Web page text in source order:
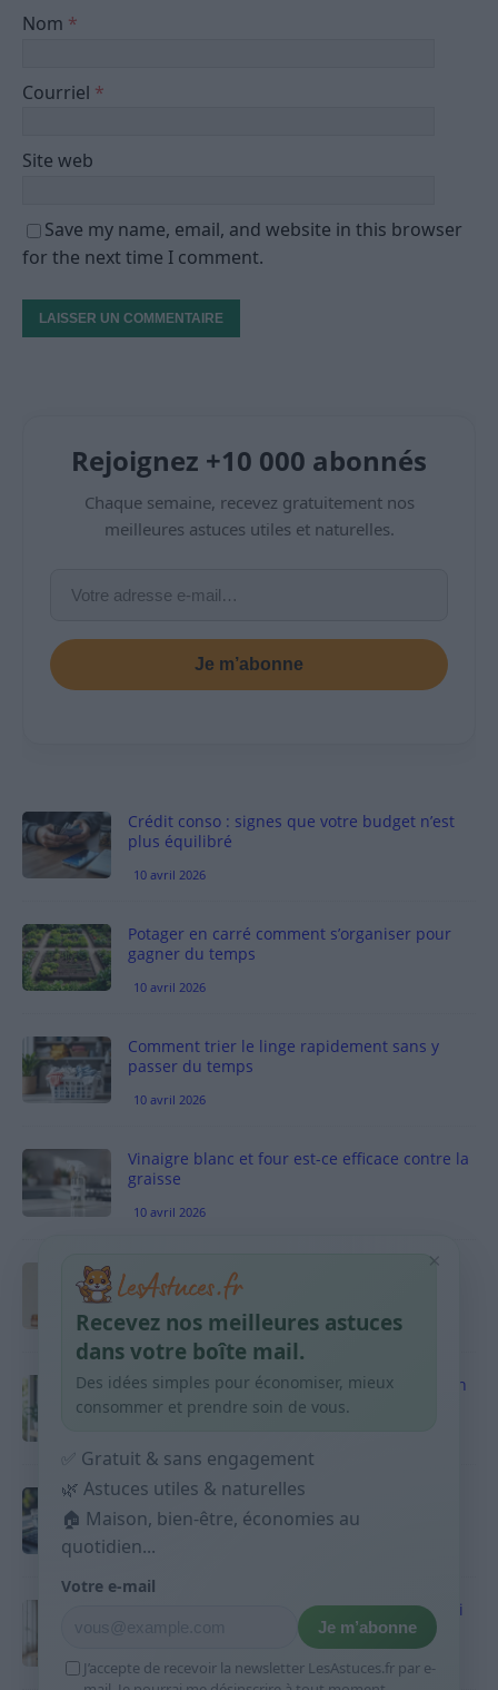
Nom *
Courriel *
Site web
Save my name, email, and website in this browser
for the next time I comment.
Rejoignez +10 000 abonnés
Chaque semaine, recevez gratuitement nos
meilleures astuces utiles et naturelles.
Je m’abonne
Crédit conso : signes que votre budget n’est
plus équilibré
10 avril 2026
Potager en carré comment s’organiser pour
gagner du temps
10 avril 2026
Comment trier le linge rapidement sans y
passer du temps
10 avril 2026
Vinaigre blanc et four est-ce efficace contre la
graisse
10 avril 2026
Taches pigmentaires : routine simple +
habitudes qui aident
9 avril 2026
Produits ménagers : comment économiser en
courses sans acheter 10 sprays
Budget mensuel : méthode rapide pour
répartir son salaire dès le jour de paie
9 avril 2026
Sport 10 minutes par jour est-ce utile et quoi
9 avril 2026
×
Recevez nos meilleures astuces
dans votre boîte mail.
Des idées simples pour économiser, mieux
consommer et prendre soin de vous.
✅ Gratuit & sans engagement
🌿 Astuces utiles & naturelles
🏠 Maison, bien-être, économies au
quotidien...
Votre e-mail
Je m’abonne
J’accepte de recevoir la newsletter LesAstuces.fr par e-